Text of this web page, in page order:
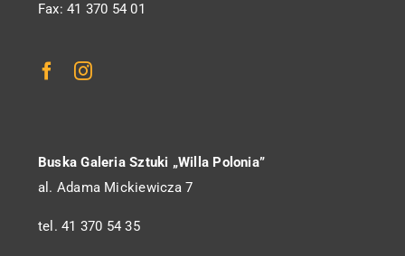
Fax: 41 370 54 01
Buska Galeria Sztuki „Willa Polonia”
al. Adama Mickiewicza 7
tel. 41 370 54 35